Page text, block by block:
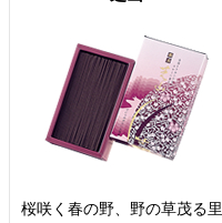
桜咲く春の野、野の草茂る里